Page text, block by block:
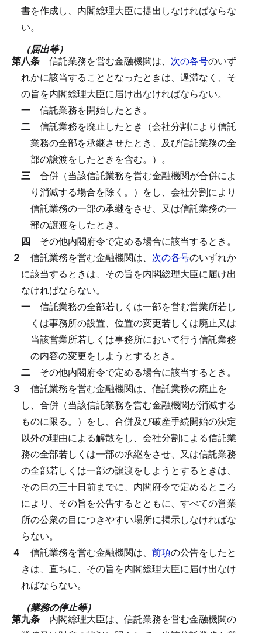
書を作成し、内閣総理大臣に提出しなければならな
い。
（届出等）
第八条 信託業務を営む金融機関は、 次の各号のいず
れかに該当することとなったときは、遅滞なく、そ
の旨を内閣総理大臣に届け出なければならない。
一 信託業務を開始したとき。
二 信託業務を廃止したとき（会社分割により信託
業務の全部を承継させたとき、及び信託業務の全
部の譲渡をしたときを含む。）。
三 合併（当該信託業務を営む金融機関が合併によ
り消滅する場合を除く。）をし、会社分割により
信託業務の一部の承継をさせ、又は信託業務の一
部の譲渡をしたとき。
四 その他内閣府令で定める場合に該当するとき。
２ 信託業務を営む金融機関は、 次の各号のいずれか
に該当するときは、その旨を内閣総理大臣に届け出
なければならない。
一 信託業務の全部若しくは一部を営む営業所若し
くは事務所の設置、位置の変更若しくは廃止又は
当該営業所若しくは事務所において行う信託業務
の内容の変更をしようとするとき。
二 その他内閣府令で定める場合に該当するとき。
３ 信託業務を営む金融機関は、信託業務の廃止を
し、合併（当該信託業務を営む金融機関が消滅する
ものに限る。）をし、合併及び破産手続開始の決定
以外の理由による解散をし、会社分割による信託業
務の全部若しくは一部の承継をさせ、又は信託業務
の全部若しくは一部の譲渡をしようとするときは、
その日の三十日前までに、内閣府令で定めるところ
により、その旨を公告するとともに、すべての営業
所の公衆の目につきやすい場所に掲示しなければな
らない。
４ 信託業務を営む金融機関は、 前項の公告をしたと
きは、直ちに、その旨を内閣総理大臣に届け出なけ
ればならない。
（業務の停止等）
第九条 内閣総理大臣は、信託業務を営む金融機関の